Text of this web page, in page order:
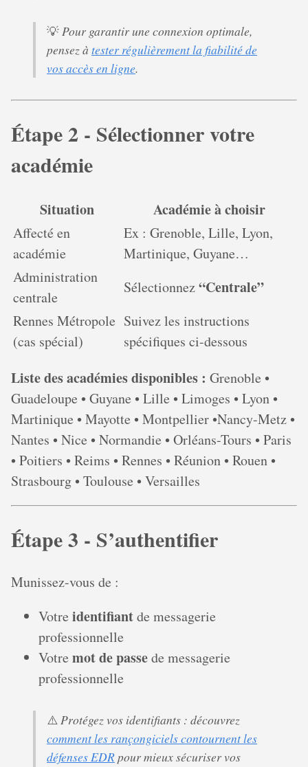
💡Pour garantir une connexion optimale,
pensez à tester régulièrement la fiabilité de
vos accès en ligne.
Étape 2 - Sélectionner votre
académie
Situation Académie à choisir
Affecté en
académie
Ex : Grenoble, Lille, Lyon,
Martinique, Guyane…
Administration
centrale
Sélectionnez“Centrale”
Rennes Métropole
(cas spécial)
Suivez les instructions
spécifiques ci-dessous
Liste des académies disponibles : Grenoble •
Guadeloupe • Guyane • Lille • Limoges • Lyon •
Martinique • Mayotte • Montpellier •Nancy-Metz •
Nantes • Nice • Normandie • Orléans-Tours • Paris
• Poitiers • Reims • Rennes • Réunion • Rouen •
Strasbourg • Toulouse • Versailles
Étape 3 - S’authentifier
Munissez-vous de :
Votre identifiantde messagerie
professionnelle
Votre mot de passede messagerie
professionnelle
⚠️Protégez vos identifiants : découvrez
comment les rançongiciels contournent les
défenses EDRpour mieux sécuriser vos